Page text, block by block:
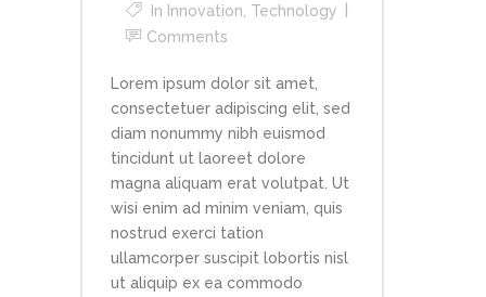
In Innovation Technology
Comments
Lorem ipsum dolor sit amet,
consectetuer adipiscing elit, sed
diam nonummy nibh euismod
tincidunt ut laoreet dolore
magna aliquam erat volutpat. Ut
wisi enim ad minim veniam, quis
nostrud exerci tation
ullamcorper suscipit lobortis nisl
ut aliquip ex ea commodo